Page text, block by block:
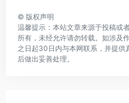
© 版权声明
温馨提示：本站文章来源于投稿或
所有，未经允许请勿转载。如涉及
之日起30日内与本网联系，并提供
后做出妥善处理。